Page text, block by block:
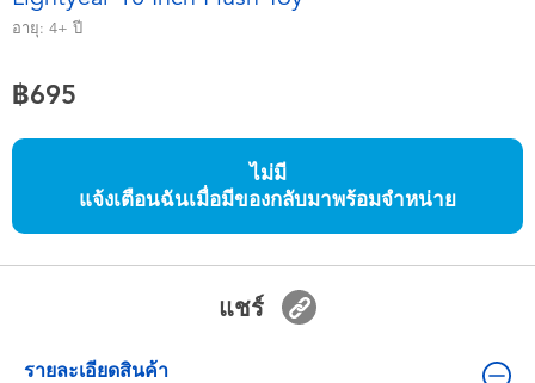
ของเล่นสำหรับเด็กทารกและวัยหัดเดิน
แบตเตอรี่
อายุ: 4+ ปี
฿695
ไม่มี
แจ้งเตือนฉันเมื่อมีของกลับมาพร้อมจำหน่าย
แชร์
รายละเอียดสินค้า